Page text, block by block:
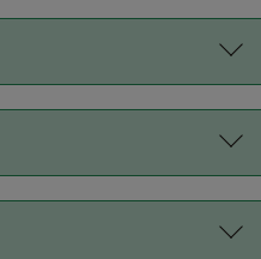
、延長機能をご利用くださ
合意の上事前申請すること
ん。
しています。
レビューの平均値、などで
。
EXPRESS／Diners